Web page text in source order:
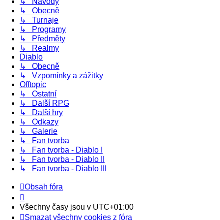
↳ Obecně
↳ Turnaje
↳ Programy
↳ Předměty
↳ Realmy
Diablo
↳ Obecně
↳ Vzpomínky a zážitky
Offtopic
↳ Ostatní
↳ Další RPG
↳ Další hry
↳ Odkazy
↳ Galerie
↳ Fan tvorba
↳ Fan tvorba - Diablo I
↳ Fan tvorba - Diablo II
↳ Fan tvorba - Diablo III
Obsah fóra
Všechny časy jsou v UTC+01:00
Smazat všechny cookies z fóra